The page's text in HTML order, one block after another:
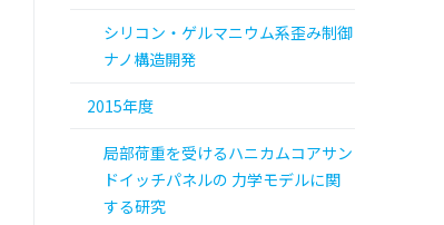
シリコン・ゲルマニウム系歪み制御
ナノ構造開発
2015年度
局部荷重を受けるハニカムコアサン
ドイッチパネルの 力学モデルに関
する研究